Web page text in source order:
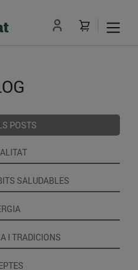
POSTS
SALUDABLES
I TRADICIONS